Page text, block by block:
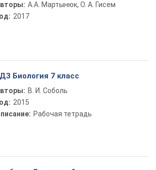
А.А. Мартынюк, О. А. Гисем
2017
Биология 7 класс
В. И. Соболь
2015
Рабочая тетрадь